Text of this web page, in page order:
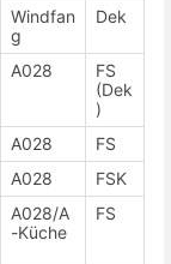
Windfan
g
Dek
A028
FS
(Dek
)
A028
FS
A028
FSK
A028/A
-Küche
FS